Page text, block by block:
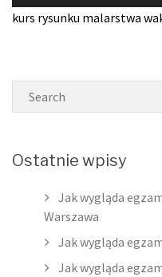
kurs rysunku malarstwa
Search
Ostatnie wpisy
Jak wygląda
Warszawa
Jak wygląda
Jak wygląda